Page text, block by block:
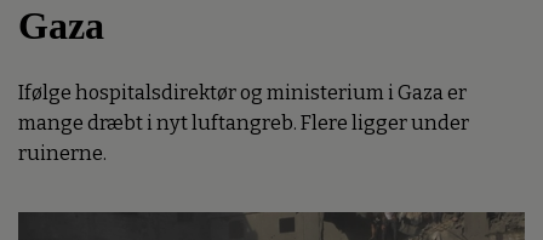
Gaza
Ifølge hospitalsdirektør og ministerium i Gaza er
mange dræbt i nyt luftangreb. Flere ligger under
ruinerne.